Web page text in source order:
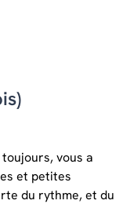
vous a
et petites
du rythme, et du